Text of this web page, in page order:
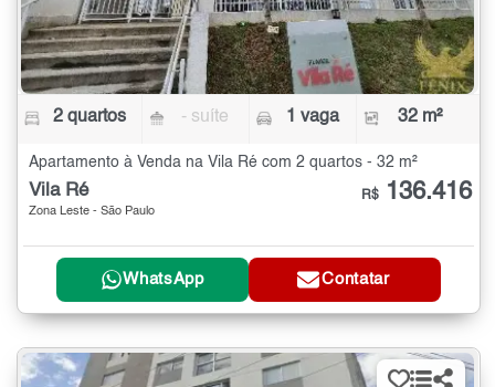
2 quartos - suíte 1 vaga 32 m²
Apartamento à Venda na Vila Ré com 2 quartos - 32 m²
Vila Ré
Zona Leste - São Paulo
R$ 136.416
WhatsApp Contatar